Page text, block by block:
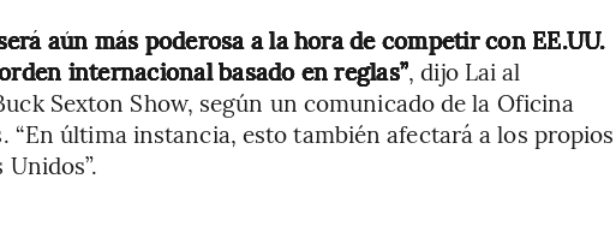
aún más poderosa a la hora de competir con EE.UU.
internacional basado en reglas”, dijo Lai al
Sexton Show, según un comunicado de la Oficina
“En última instancia, esto también afectará a los propios